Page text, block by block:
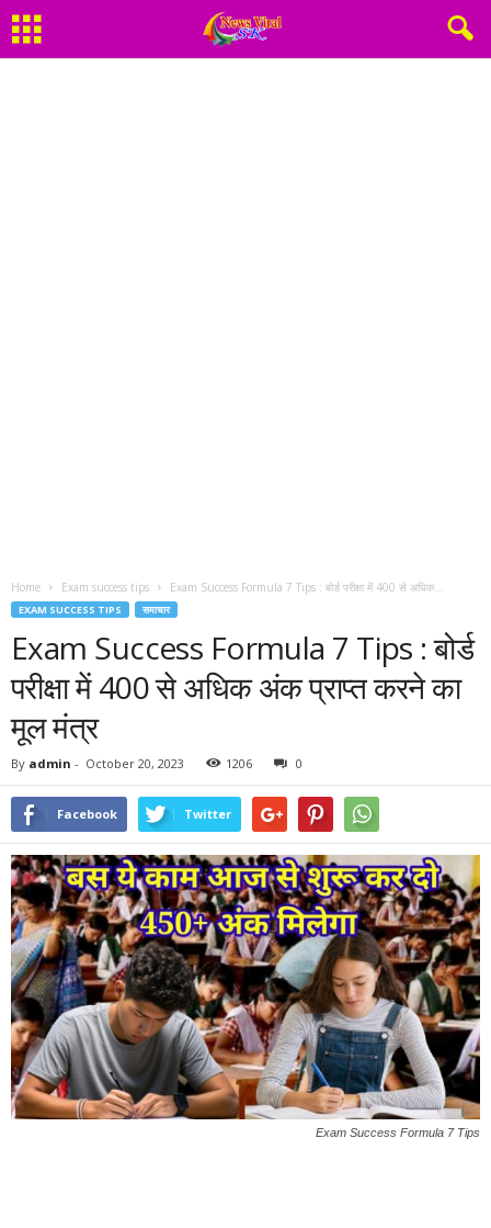
Home Exam success tips Exam Success Formula 7 Tips : बोर्ड परीक्षा में 400 से अधिक...
EXAM SUCCESS TIPS समाचार
Exam Success Formula 7 Tips : बोर्ड
परीक्षा में 400 से अधिक अंक प्राप्त करने का
मूल मंत्र
By admin - October 20, 2023 1206 0
Facebook Twitter
Exam Success Formula 7 Tips